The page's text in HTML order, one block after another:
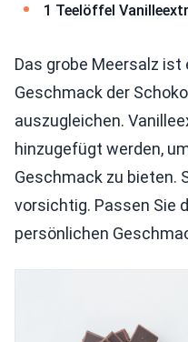
1 Teelöffel
Das grobe Meersalz ist
Geschmack der
auszugleichen.
hinzugefügt werden,
Geschmack zu bieten.
vorsichtig. Passen Sie
persönlichen